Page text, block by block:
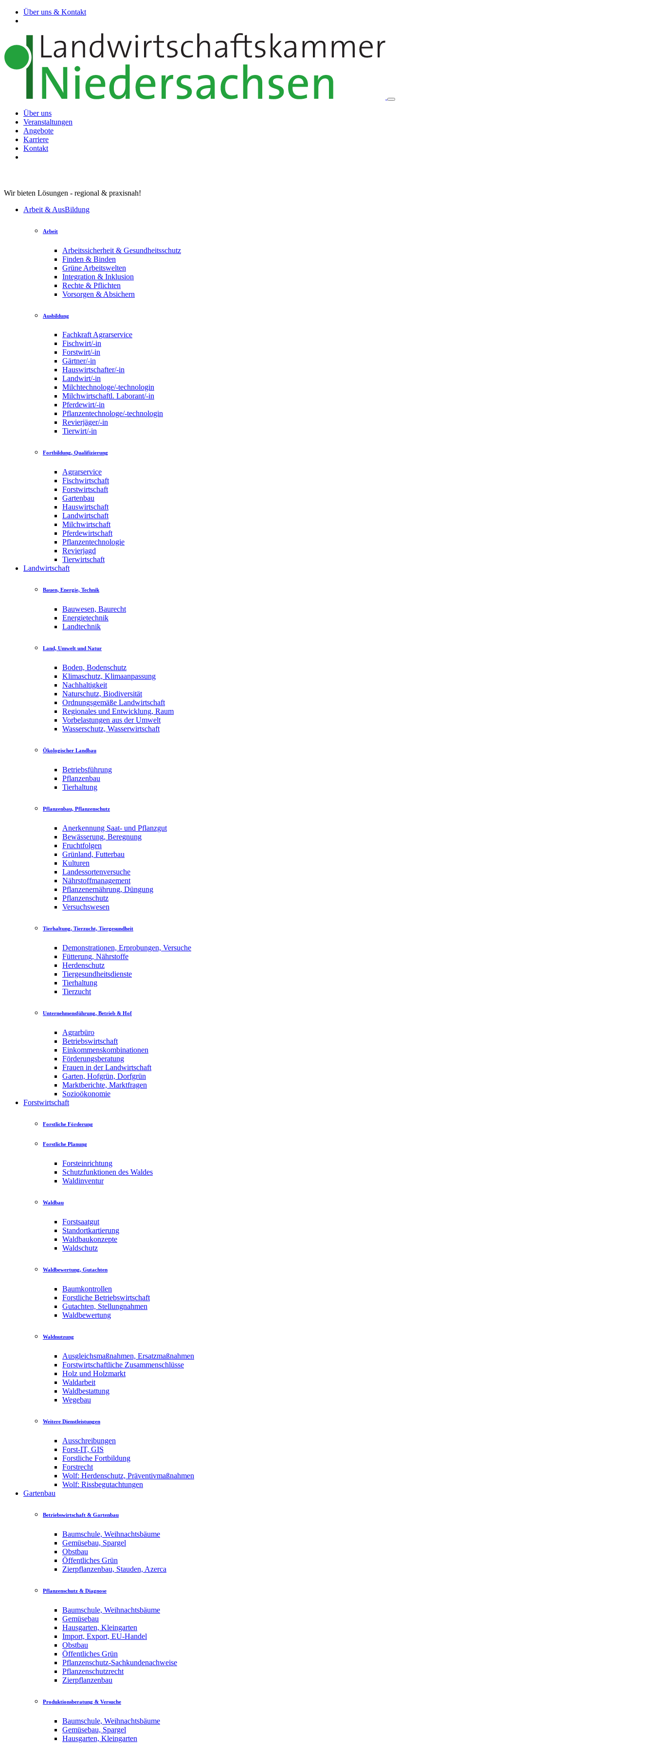
Über uns & Kontakt
Über uns
Veranstaltungen
Angebote
Karriere
Kontakt
Wir bieten Lösungen - regional & praxisnah!
Arbeit & AusBildung
Arbeit
Arbeitssicherheit & Gesundheitsschutz
Finden & Binden
Grüne Arbeitswelten
Integration & Inklusion
Rechte & Pflichten
Vorsorgen & Absichern
Ausbildung
Fachkraft Agrarservice
Fischwirt/-in
Forstwirt/-in
Gärtner/-in
Hauswirtschafter/-in
Landwirt/-in
Milchtechnologe/-technologin
Milchwirtschaftl. Laborant/-in
Pferdewirt/-in
Pflanzentechnologe/-technologin
Revierjäger/-in
Tierwirt/-in
Fortbildung, Qualifizierung
Agrarservice
Fischwirtschaft
Forstwirtschaft
Gartenbau
Hauswirtschaft
Landwirtschaft
Milchwirtschaft
Pferdewirtschaft
Pflanzentechnologie
Revierjagd
Tierwirtschaft
Landwirtschaft
Bauen, Energie, Technik
Bauwesen, Baurecht
Energietechnik
Landtechnik
Land, Umwelt und Natur
Boden, Bodenschutz
Klimaschutz, Klimaanpassung
Nachhaltigkeit
Naturschutz, Biodiversität
Ordnungsgemäße Landwirtschaft
Regionales und Entwicklung, Raum
Vorbelastungen aus der Umwelt
Wasserschutz, Wasserwirtschaft
Ökologischer Landbau
Betriebsführung
Pflanzenbau
Tierhaltung
Pflanzenbau, Pflanzenschutz
Anerkennung Saat- und Pflanzgut
Bewässerung, Beregnung
Fruchtfolgen
Grünland, Futterbau
Kulturen
Landessortenversuche
Nährstoffmanagement
Pflanzenernährung, Düngung
Pflanzenschutz
Versuchswesen
Tierhaltung, Tierzucht, Tiergesundheit
Demonstrationen, Erprobungen, Versuche
Fütterung, Nährstoffe
Herdenschutz
Tiergesundheitsdienste
Tierhaltung
Tierzucht
Unternehmensführung, Betrieb & Hof
Agrarbüro
Betriebswirtschaft
Einkommenskombinationen
Förderungsberatung
Frauen in der Landwirtschaft
Garten, Hofgrün, Dorfgrün
Marktberichte, Marktfragen
Sozioökonomie
Forstwirtschaft
Forstliche Förderung
Forstliche Planung
Forsteinrichtung
Schutzfunktionen des Waldes
Waldinventur
Waldbau
Forstsaatgut
Standortkartierung
Waldbaukonzepte
Waldschutz
Waldbewertung, Gutachten
Baumkontrollen
Forstliche Betriebswirtschaft
Gutachten, Stellungnahmen
Waldbewertung
Waldnutzung
Ausgleichsmaßnahmen, Ersatzmaßnahmen
Forstwirtschaftliche Zusammenschlüsse
Holz und Holzmarkt
Waldarbeit
Waldbestattung
Wegebau
Weitere Dienstleistungen
Ausschreibungen
Forst-IT, GIS
Forstliche Fortbildung
Forstrecht
Wolf: Herdenschutz, Präventivmaßnahmen
Wolf: Rissbegutachtungen
Gartenbau
Betriebswirtschaft & Gartenbau
Baumschule, Weihnachtsbäume
Gemüsebau, Spargel
Obstbau
Öffentliches Grün
Zierpflanzenbau, Stauden, Azerca
Pflanzenschutz & Diagnose
Baumschule, Weihnachtsbäume
Gemüsebau
Hausgarten, Kleingarten
Import, Export, EU-Handel
Obstbau
Öffentliches Grün
Pflanzenschutz-Sachkundenachweise
Pflanzenschutzrecht
Zierpflanzenbau
Produktionsberatung & Versuche
Baumschule, Weihnachtsbäume
Gemüsebau, Spargel
Hausgarten, Kleingarten